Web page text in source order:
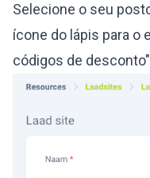
Selecione o seu
ícone do lápis para o
códigos de